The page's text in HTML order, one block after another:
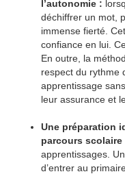
l’autonomie :
déchiffrer un mot,
immense fierté.
confiance en lui.
En outre, la
respect du rythme
apprentissage
leur assurance et
Une préparation
parcours scolaire
apprentissages.
d’entrer au